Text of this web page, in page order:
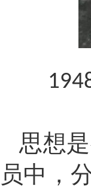
思想
员中，